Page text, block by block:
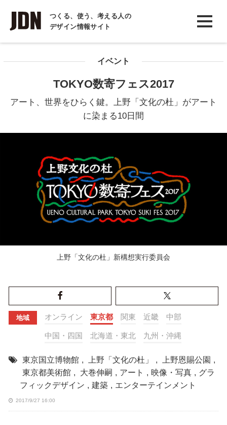
つくる、使う、考える人の
デザイン情報サイト
INTERVIEW
インタビュー
COLUMN
イベント
TOKYO数寄フェス2017
アート、世界をひらく鍵。上野「文化の杜」がアート
に染まる10日間
上野「文化の杜」新構想実行委員会
地域 オンライン 東京都 関東 近畿 中部
中国・四国 北海道・東北 九州・沖縄
東京国立博物館 , 上野「文化の杜」 , 上野恩賜公園 ,
東京都美術館 , 大巻伸嗣 , アート , 映像・写真 , グラ
フィックデザイン , 建築 , エンターテインメント
2017/9/27 16:00